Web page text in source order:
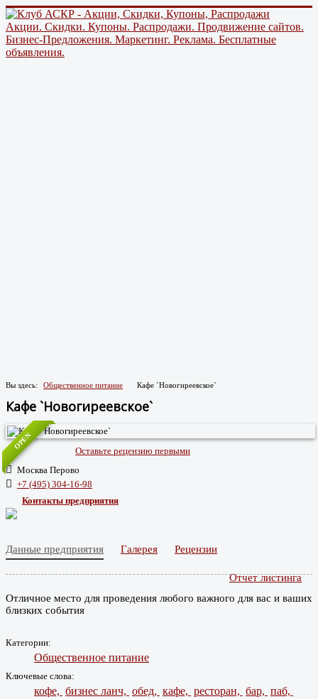
Акции. Скидки. Купоны. Распродажи. Продвижение сайтов.
Бизнес-Предложения. Маркетинг. Реклама. Бесплатные
объявления.
Вы здесь: Общественное питание Кафе `Новогиреевское`
Кафе `Новогиреевское`
OPEN
Оставьте рецензию первыми
Москва Перово
+7 (495) 304‑16-98
Контакты предприятия
Данные предприятия Галерея Рецензии
Отчет листинга
Отличное место для проведения любого важного для вас и ваших
близких события
Категории:
Общественное питание
Ключевые слова:
кофе, бизнес ланч, обед, кафе, ресторан, бар, паб,